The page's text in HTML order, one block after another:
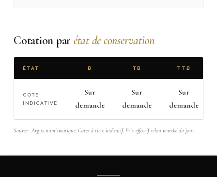
Cotation par état de conservation
ÉTAT B TB TTB
COTE
INDICATIVE
Sur
demande
Sur
demande
Sur
demande
Source : Argus numismatique. Cotes à titre indicatif. Prix effectif selon marché du jour.